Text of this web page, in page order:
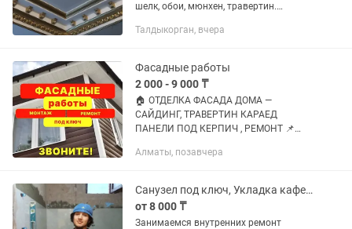
шелк, обои, мюнхен, травертин.
ламинат, двери и т.д. и т.п.
Талдыкорган, вчера
Фасадные работы
2 000 - 9 000 ₸
🏠 ОТДЕЛКА ФАСАДА ДОМА —
САЙДИНГ, ТРАВЕРТИН КАРАЕД
ПАНЕЛИ ПОД КЕРПИЧ , РЕМОНТ 📌
полностью обшить дом? 📌
старой отделки? 🧰 Мы — поможем
вам...
Алматы, позавчера
Санузел под ключ, Укладка кафель
от 8 000 ₸
Занимаемся внутренних ремонт